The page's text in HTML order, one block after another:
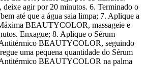
deixe agir por 20 minutos. 6. Terminado o
até que a água saia limpa; 7. Aplique a
BEAUTYCOLOR, massageie e
Enxague; 8. Aplique o Sérum
BEAUTYCOLOR, seguindo
uma pequena quantidade do Sérum
BEAUTYCOLOR na palma